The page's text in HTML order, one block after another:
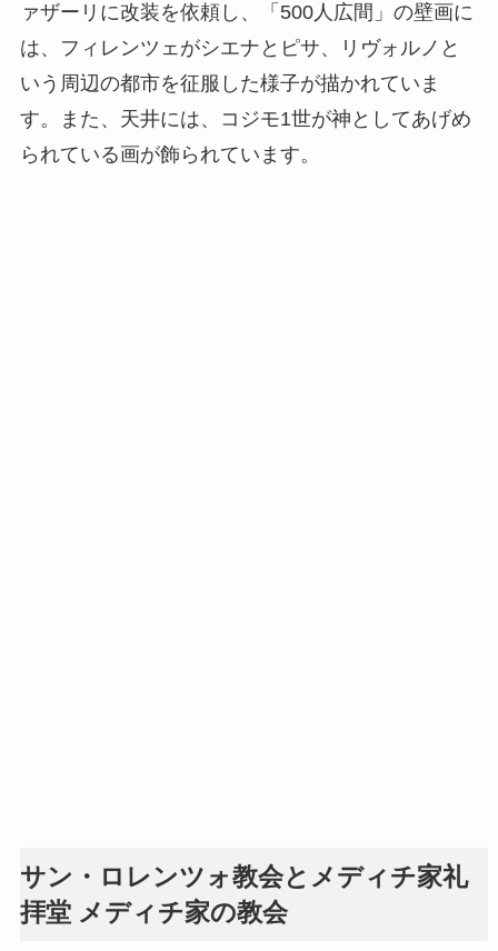
ァザーリに改装を依頼し、「500人広間」の壁画に
は、フィレンツェがシエナとピサ、リヴォルノと
いう周辺の都市を征服した様子が描かれていま
す。また、天井には、コジモ1世が神としてあげめ
られている画が飾られています。
サン・ロレンツォ教会とメディチ家礼
拝堂 メディチ家の教会